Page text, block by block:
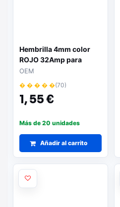
Hembrilla 4mm color
ROJO 32Amp para
Chasis
OEM
� � � � �(70)
1,55 €
Más de 20 unidades
Añadir al carrito